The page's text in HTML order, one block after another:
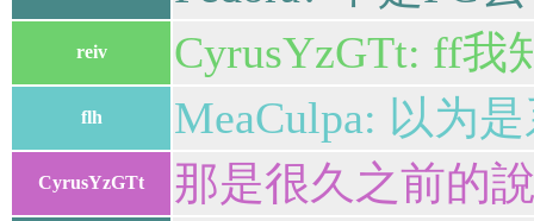
reiv CyrusYzGTt: ff我
flh MeaCulpa: 以为
CyrusYzGTt 那是很久之前的